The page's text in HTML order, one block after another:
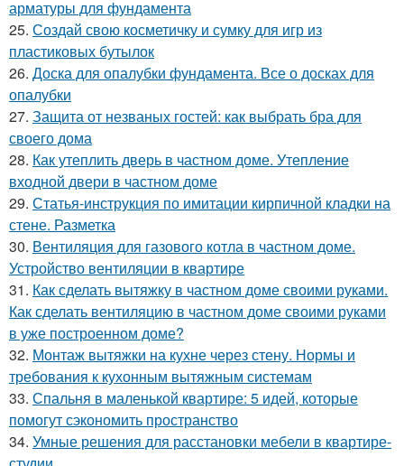
арматуры для фундамента
25. Создай свою косметичку и сумку для игр из
пластиковых бутылок
26. Доска для опалубки фундамента. Все о досках для
опалубки
27. Защита от незваных гостей: как выбрать бра для
своего дома
28. Как утеплить дверь в частном доме. Утепление
входной двери в частном доме
29. Статья-инструкция по имитации кирпичной кладки на
стене. Разметка
30. Вентиляция для газового котла в частном доме.
Устройство вентиляции в квартире
31. Как сделать вытяжку в частном доме своими руками.
Как сделать вентиляцию в частном доме своими руками
в уже построенном доме?
32. Монтаж вытяжки на кухне через стену. Нормы и
требования к кухонным вытяжным системам
33. Спальня в маленькой квартире: 5 идей, которые
помогут сэкономить пространство
34. Умные решения для расстановки мебели в квартире-